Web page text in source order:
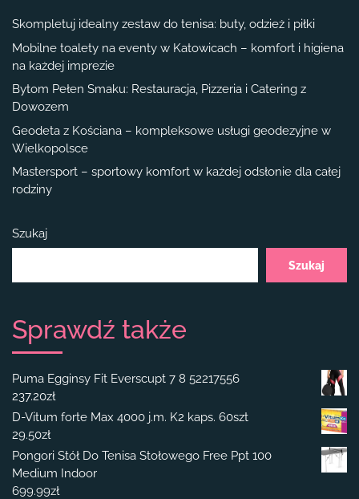
Skompletuj idealny zestaw do tenisa: buty, odzież i piłki
Mobilne toalety na eventy w Katowicach – komfort i higiena
na każdej imprezie
Bytom Pełen Smaku: Restauracja, Pizzeria i Catering z
Dowozem
Geodeta z Kościana – kompleksowe usługi geodezyjne w
Wielkopolsce
Mastersport – sportowy komfort w każdej odsłonie dla całej
rodziny
Szukaj
Szukaj
Sprawdź także
Puma Egginsy Fit Everscupt 7 8 52217556
237.20zł
D-Vitum forte Max 4000 j.m. K2 kaps. 60szt
29.50zł
Pongori Stół Do Tenisa Stołowego Free Ppt 100
Medium Indoor
699.99zł